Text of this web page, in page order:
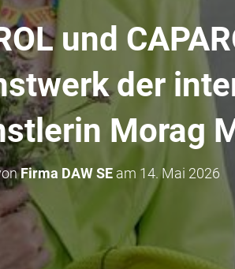
und
der
Morag
Firma DAW SE am 14. Mai 2026